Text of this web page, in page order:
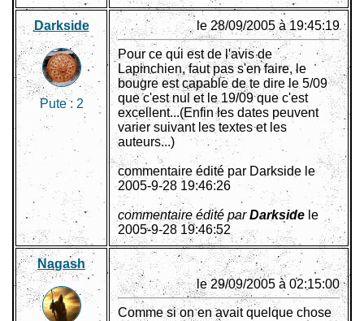
Darkside
Pute : 2
le 28/09/2005 à 19:45:19
Pour ce qui est de l'avis de
Lapinchien, faut pas s'en faire, le
bougre est capable de te dire le 5/09
que c'est nul et le 19/09 que c'est
excellent...(Enfin les dates peuvent
varier suivant les textes et les
auteurs...)
commentaire édité par Darkside le
2005-9-28 19:46:26
commentaire édité parDarkside le
2005-9-28 19:46:52
Nagash
le 29/09/2005 à 02:15:00
Comme si on en avait quelque chose